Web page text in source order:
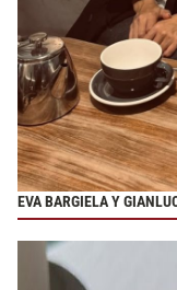
EVA BARGIELA Y